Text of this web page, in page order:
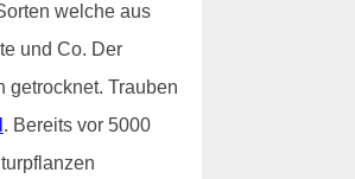
welche aus
und Co. Der
getrocknet. Trauben
. Bereits vor 5000